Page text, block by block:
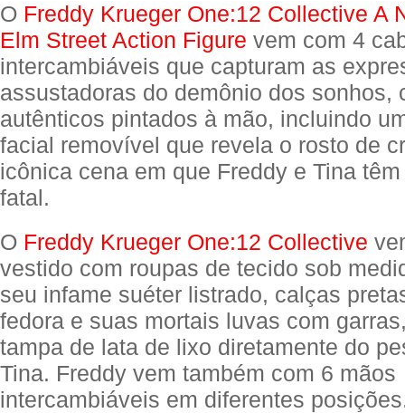
O Freddy Krueger One:12 Collective A
Elm Street Action Figure vem com 4
intercambiáveis que capturam as
assustadoras do demônio dos sonhos,
autênticos pintados à mão, incluindo
facial removível que revela o rosto de
icônica cena em que Freddy e Tina
fatal.
O Freddy Krueger One:12 Collective
vestido com roupas de tecido sob
seu infame suéter listrado, calças
fedora e suas mortais luvas com
tampa de lata de lixo diretamente do
Tina. Freddy vem também com 6 mãos
intercambiáveis em diferentes